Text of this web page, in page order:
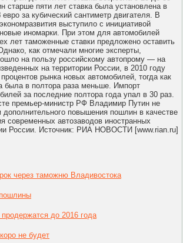
старше пяти лет ставка была установлена в
за кубический сантиметр двигателя. В
выступило с инициативой
иномарки. При этом для автомобилей
лет таможенные ставки предложено оставить
как отмечали многие эксперты,
на пользу российскому автопрому — на
на территории России, в 2010 году
рынка новых автомобилей, тогда как
была в полтора раза меньше. Импорт
за последние полтора года упал в 30 раз.
премьер-министр РФ Владимир Путин не
повышения пошлин в качестве
современных автозаводов иностранных
России. Источник: РИА НОВОСТИ [www.rian.ru]
через таможню Владивостока
до 2016 года
не будет